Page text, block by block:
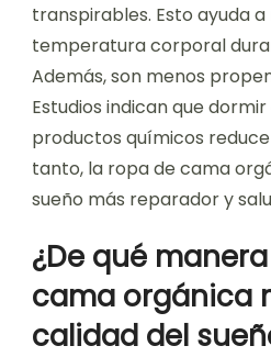
transpirables. Esto ayuda
temperatura corporal
Además, son menos
Estudios indican que
productos químicos
tanto, la ropa de cama
sueño más reparador y
¿De qué
cama orgánica
calidad del